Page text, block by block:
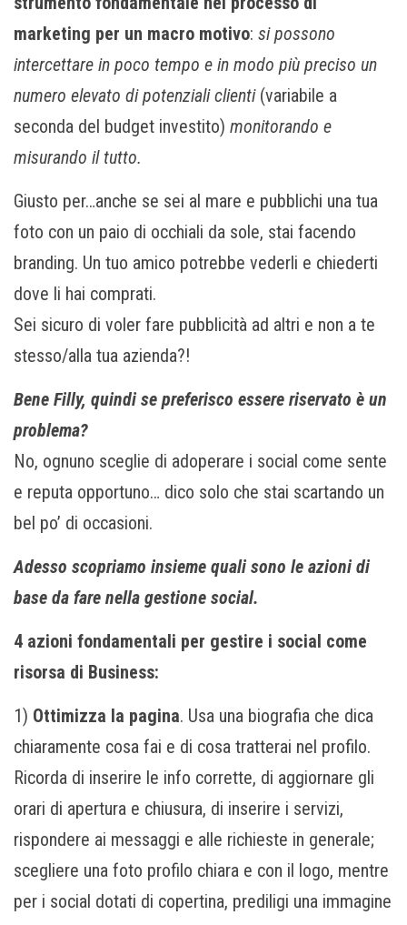
marketing per un macro motivo: si possono
intercettare in poco tempo e in modo più preciso un
numero elevato di potenziali clienti(variabile a
seconda del budget investito) monitorando e
misurando il tutto.
Giusto per…anche se sei al mare e pubblichi una tua
foto con un paio di occhiali da sole, stai facendo
branding. Un tuo amico potrebbe vederli e chiederti
dove li hai comprati.
Sei sicuro di voler fare pubblicità ad altri e non a te
stesso/alla tua azienda?!
Bene Filly, quindi se preferisco essere riservato è un
problema?
No, ognuno sceglie di adoperare i social come sente
e reputa opportuno… dico solo che stai scartando un
bel po’ di occasioni.
Adesso scopriamo insieme quali sono le azioni di
base da fare nella gestione social.
4 azioni fondamentali per gestire i social come
risorsa di Business:
1) Ottimizza la pagina. Usa una biografia che dica
chiaramente cosa fai e di cosa tratterai nel profilo.
Ricorda di inserire le info corrette, di aggiornare gli
orari di apertura e chiusura, di inserire i servizi,
rispondere ai messaggi e alle richieste in generale;
scegliere una foto profilo chiara e con il logo, mentre
per i social dotati di copertina, prediligi una immagine